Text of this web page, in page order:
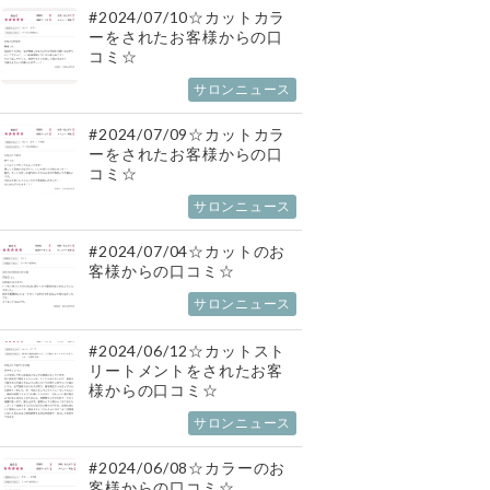
#2024/07/10☆カットカラ
ーをされたお客様からの口
コミ☆
サロンニュース
#2024/07/09☆カットカラ
ーをされたお客様からの口
コミ☆
サロンニュース
#2024/07/04☆カットのお
客様からの口コミ☆
サロンニュース
#2024/06/12☆カットスト
リートメントをされたお客
様からの口コミ☆
サロンニュース
#2024/06/08☆カラーのお